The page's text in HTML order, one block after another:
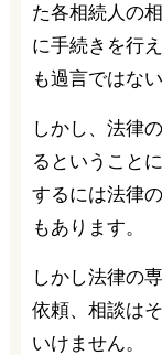
た各相続人の
に手続きを行
も過言ではな
しかし、法律
るということ
するには法律
もあります。
しかし法律の
依頼、相談は
いけません。